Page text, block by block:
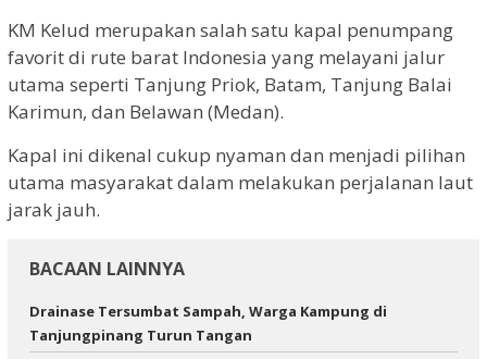
KM Kelud merupakan salah satu kapal penumpang
favorit di rute barat Indonesia yang melayani jalur
utama seperti Tanjung Priok, Batam, Tanjung Balai
Karimun, dan Belawan (Medan).
Kapal ini dikenal cukup nyaman dan menjadi pilihan
utama masyarakat dalam melakukan perjalanan laut
jarak jauh.
BACAAN LAINNYA
Drainase Tersumbat Sampah, Warga Kampung di
Tanjungpinang Turun Tangan